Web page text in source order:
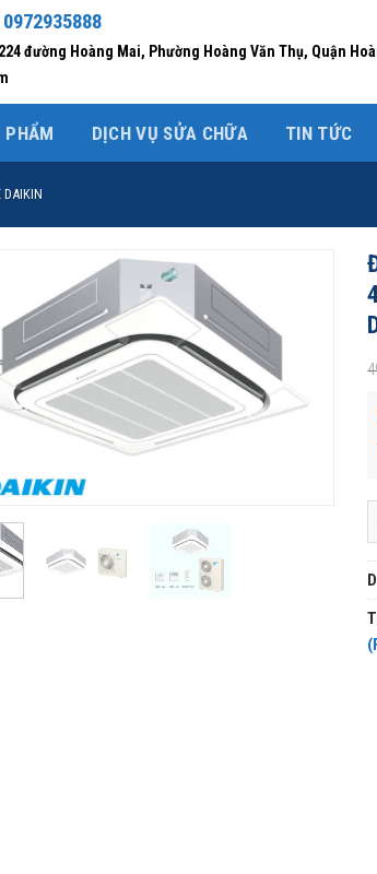
0972935888
đường Hoàng Mai, Phường Hoàng Văn Thụ, Quận
PHẨM DỊCH VỤ SỬA CHỮA TIN TỨC
DAIKIN